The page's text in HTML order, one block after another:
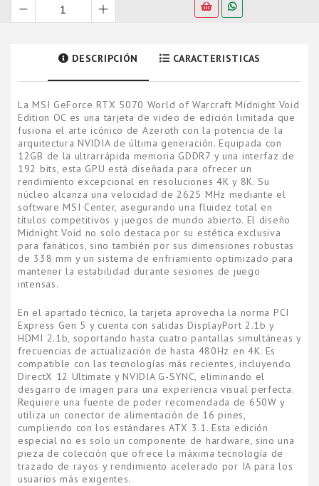
DESCRIPCIÓN CARACTERISTICAS
La MSI GeForce RTX 5070 World of Warcraft Midnight Void
Edition OC es una tarjeta de video de edición limitada que
fusiona el arte icónico de Azeroth con la potencia de la
arquitectura NVIDIA de última generación. Equipada con
12GB de la ultrarrápida memoria GDDR7 y una interfaz de
192 bits, esta GPU está diseñada para ofrecer un
rendimiento excepcional en resoluciones 4K y 8K. Su
núcleo alcanza una velocidad de 2625 MHz mediante el
software MSI Center, asegurando una fluidez total en
títulos competitivos y juegos de mundo abierto. El diseño
Midnight Void no solo destaca por su estética exclusiva
para fanáticos, sino también por sus dimensiones robustas
de 338 mm y un sistema de enfriamiento optimizado para
mantener la estabilidad durante sesiones de juego
intensas.
En el apartado técnico, la tarjeta aprovecha la norma PCI
Express Gen 5 y cuenta con salidas DisplayPort 2.1b y
HDMI 2.1b, soportando hasta cuatro pantallas simultáneas y
frecuencias de actualización de hasta 480Hz en 4K. Es
compatible con las tecnologías más recientes, incluyendo
DirectX 12 Ultimate y NVIDIA G-SYNC, eliminando el
desgarro de imagen para una experiencia visual perfecta.
Requiere una fuente de poder recomendada de 650W y
utiliza un conector de alimentación de 16 pines,
cumpliendo con los estándares ATX 3.1. Esta edición
especial no es solo un componente de hardware, sino una
pieza de colección que ofrece la máxima tecnología de
trazado de rayos y rendimiento acelerado por IA para los
usuarios más exigentes.